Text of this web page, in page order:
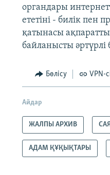
органдары
ететіні - билік пен
қатынасы
байланысты
Бөлісу VPN-
Айдар
ЖАЛПЫ АРХИВ
АДАМ ҚҰҚЫҚТАРЫ